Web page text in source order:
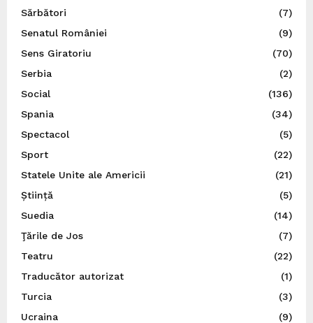
Sărbători
(7)
Senatul României
(9)
Sens Giratoriu
(70)
Serbia
(2)
Social
(136)
Spania
(34)
Spectacol
(5)
Sport
(22)
Statele Unite ale Americii
(21)
Știință
(5)
Suedia
(14)
Ţările de Jos
(7)
Teatru
(22)
Traducător autorizat
(1)
Turcia
(3)
Ucraina
(9)